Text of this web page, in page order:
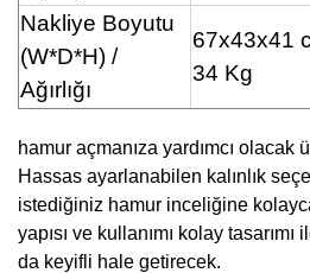
Nakliye Boyutu
(W*D*H) /
Ağırlığı
67x43x41
34 Kg
hamur açmanıza yardımcı olacak
Hassas ayarlanabilen kalınlık
istediğiniz hamur inceliğine
yapısı ve kullanımı kolay
da keyifli hale getirecek.